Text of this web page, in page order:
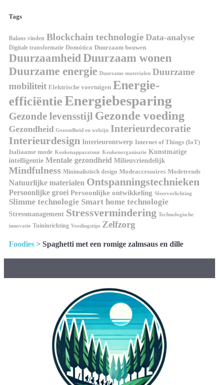
Tags
Balans vinden Blockchain technologie Data-analyse
Digitale transformatie Domótica Duurzaam bouwen
Duurzaamheid Duurzaam wonen
Duurzame energie Duurzame materialen Duurzame
mobiliteit Elektrische voertuigen Energie-
efficiëntieEnergiebesparing
Gezonde levensstijl Gezonde voeding
Gezondheid Gezondheid en welzijn Interieurdecoratie
Interieurdesign Interieurontwerp Internet of Things (IoT)
Italiaanse mode Keukenapparatuur Keukenorganisatie Kunstmatige
intelligentie Mentale gezondheid Milieuvriendelijk
Mindfulness Minimalistisch design Modeaccessoires Modetrends
Natuurlijke materialen Ontspanningstechnieken
Persoonlijke groei Persoonlijke ontwikkeling Sfeerverlichting
Slimme technologie Smart home technologie
Stressmanagement Stressvermindering Technologische
innovatie Tuininrichting Voedingstips Zelfzorg
Foodies > Spaghetti met een romige zalmsaus en dille